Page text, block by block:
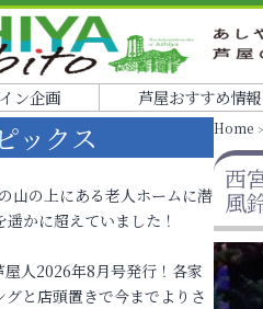
ン企画 芦屋おすすめ情報
Home
西
風
ックス
の上にある老人ホームに潜
かに超えていました！
屋人2026年8月号発行！各家
グと店頭置きで今までよりさ